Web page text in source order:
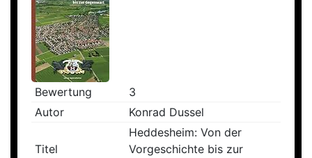
Bewertung
3
Autor
Konrad Dussel
Titel
Heddesheim: Von der
Vorgeschichte bis zur